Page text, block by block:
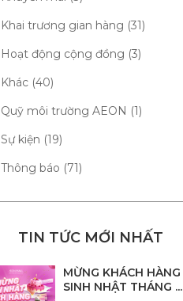
Khai trương gian hàng (31)
Hoạt động cộng đồng (3)
Khác (40)
Quỹ môi trường AEON (1)
Sự kiện (19)
Thông báo (71)
TIN TỨC MỚI NHẤT
MỪNG KHÁCH HÀNG
SINH NHẬT THÁNG ...